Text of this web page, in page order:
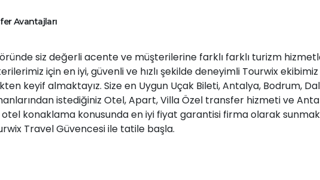
Avantajları
siz değerli acente ve müşterilerine farklı farklı turizm
için en iyi, güvenli ve hızlı şekilde deneyimli Tourwix
keyif almaktayız. Size en Uygun Uçak Bileti, Antalya, Bodrum,
istediğiniz Otel, Apart, Villa Özel transfer hizmeti ve
konaklama konusunda en iyi fiyat garantisi firma olarak
Travel Güvencesi ile tatile başla.